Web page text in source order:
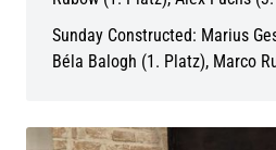
Sunday Constructed: Marius
Béla Balogh (1. Platz), Marco